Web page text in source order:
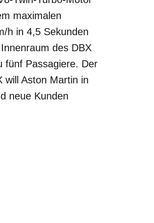
maximalen
h in 4,5 Sekunden
des DBX
fünf Passagiere. Der
will Aston Martin in
neue Kunden